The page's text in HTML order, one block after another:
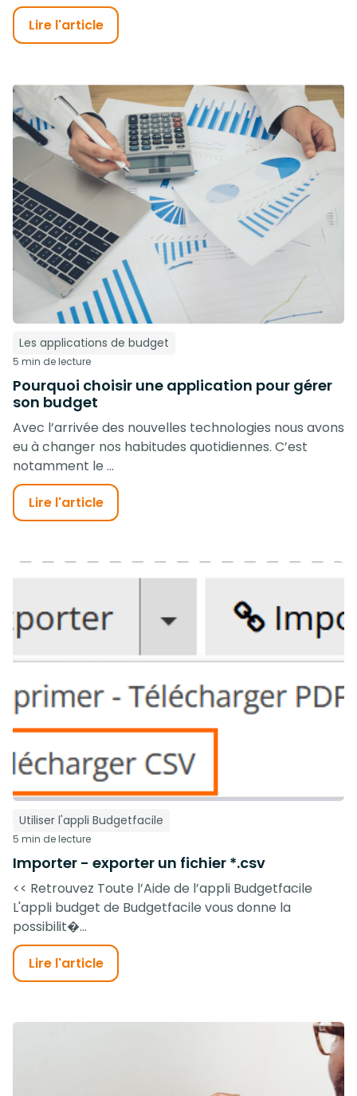
Lire l'article
Les applications de budget
5 min de lecture
Pourquoi choisir une application pour gérer
son budget
Avec l’arrivée des nouvelles technologies nous avons
eu à changer nos habitudes quotidiennes. C’est
notamment le ...
Lire l'article
Utiliser l'appli Budgetfacile
5 min de lecture
Importer - exporter un fichier *.csv
<< Retrouvez Toute l’Aide de l’appli Budgetfacile
L'appli budget de Budgetfacile vous donne la
possibilit�...
Lire l'article